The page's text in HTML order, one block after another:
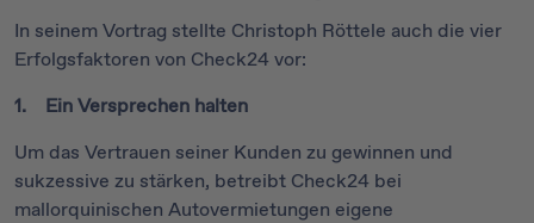
In seinem Vortrag stellte Christoph Röttele auch die vier
Erfolgsfaktoren von Check24 vor:
1. Ein Versprechen halten
Um das Vertrauen seiner Kunden zu gewinnen und
sukzessive zu stärken, betreibt Check24 bei
mallorquinischen Autovermietungen eigene